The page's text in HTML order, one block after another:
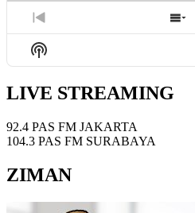
Previous
Episode
Show
Podcast
LIVE STREAMING
92.4 PAS FM JAKARTA
104.3 PAS FM SURABAYA
ZIMAN